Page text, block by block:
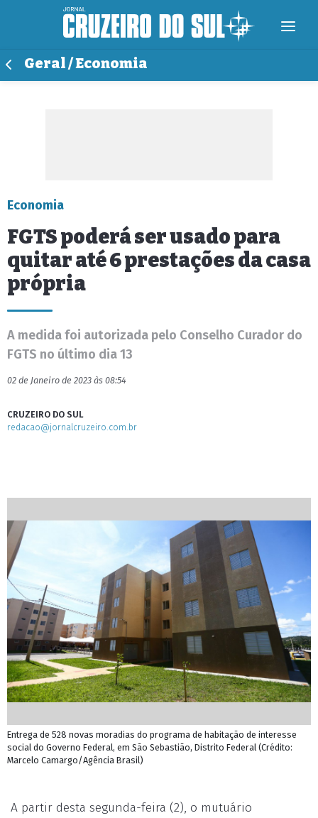
Geral / Economia
Economia
FGTS poderá ser usado para
quitar até 6 prestações da casa
própria
A medida foi autorizada pelo Conselho Curador do
FGTS no último dia 13
02 de Janeiro de 2023 às 08:54
CRUZEIRO DO SUL
redacao@jornalcruzeiro.com.br
Entrega de 528 novas moradias do programa de habitação de interesse
social do Governo Federal, em São Sebastião, Distrito Federal (Crédito:
Marcelo Camargo/Agência Brasil)
A partir desta segunda-feira (2), o mutuário